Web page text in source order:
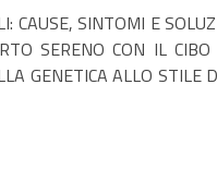
CAUSE, SINTOMI E
SERENO CON IL
GENETICA ALLO STILE